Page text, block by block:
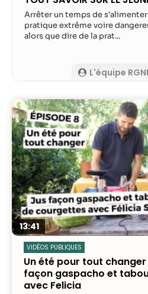
L'équipe
Arrêter un temps de
pratique extrême voire
alors que dire de la prat...
13:41
VIDÉOS PUBLIQUES
Un été pour tout
façon gaspacho et
avec Felicia